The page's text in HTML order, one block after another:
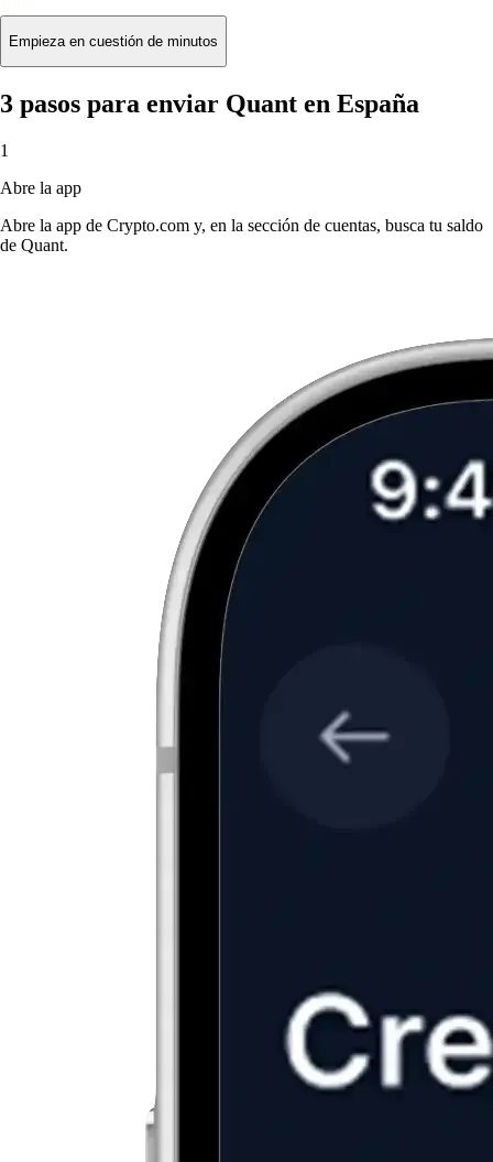
Empieza en cuestión de minutos
3 pasos para enviar Quant en España
1
Abre la app
Abre la app de Crypto.com y, en la sección de cuentas, busca tu saldo
de Quant.